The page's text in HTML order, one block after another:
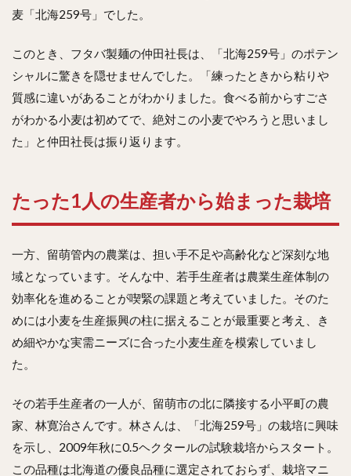
麦「北海259号」でした。
このとき、フタバ製麺の仲田社長は、「北海259号」のポテン
シャルに驚きを隠せませんでした。「練ったときから粘りや
質感に違いがあることがわかりました。食べる前からすごさ
がわかる小麦は初めてで、絶対この小麦でやろうと思いまし
た」と仲田社長は振り返ります。
たった1人の生産者から始まった栽培
一方、留萌管内の農業は、担い手不足や高齢化など深刻な地
域となっています。そんな中、若手生産者は農業生産体制の
効率化を進めることが喫緊の課題と考えていました。そのた
めには小麦を生産振興の柱に据えることが最重要と考え、き
め細やかな実需ニーズに合った小麦生産を模索していまし
た。
その若手生産者の一人が、留萌市の北に隣接する小平町の農
家、林寛治さんです。林さんは、「北海259号」の栽培に興味
を示し、2009年秋に0.5ヘクタールの試験栽培からスタート。
この品種は北海道の優良品種に選定されておらず、栽培マニ